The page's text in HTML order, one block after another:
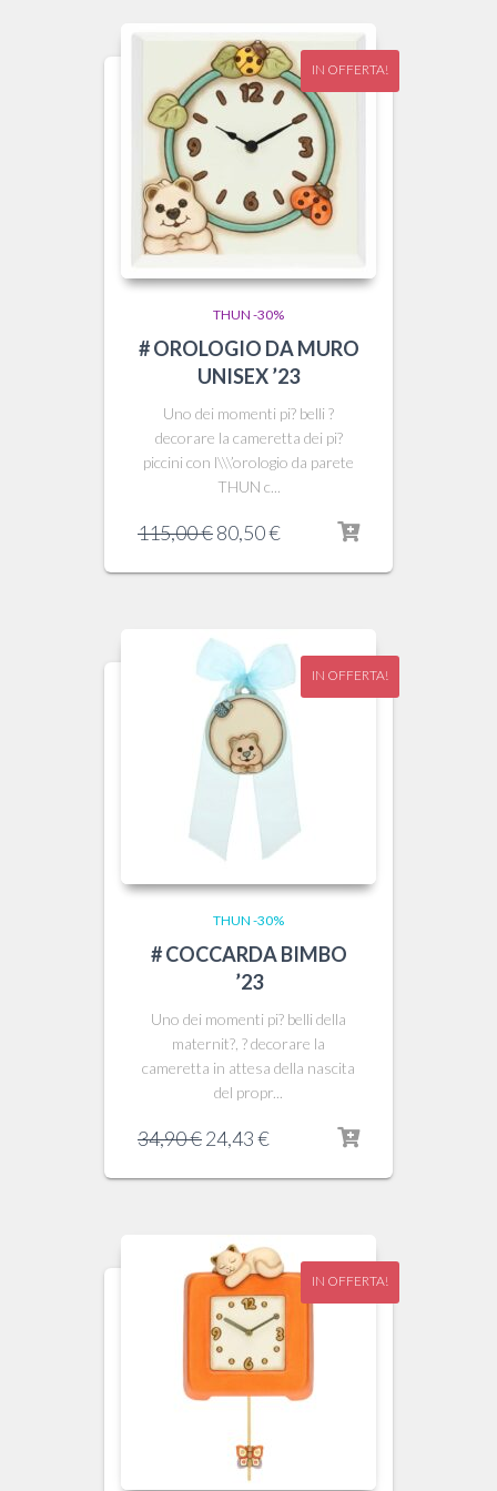
IN OFFERTA!
THUN -30%
# OROLOGIO DA MURO
UNISEX ’23
Uno dei momenti pi? belli ?
decorare la cameretta dei pi?
piccini con l\\\’orologio da parete
THUN c...
115,00€Il
originale
80,50€Il
attuale
IN OFFERTA!
THUN -30%
# COCCARDA BIMBO
’23
Uno dei momenti pi? belli della
maternit?, ? decorare la
cameretta in attesa della nascita
del propr...
34,90€Il
originale
24,43€Il
attuale
IN OFFERTA!